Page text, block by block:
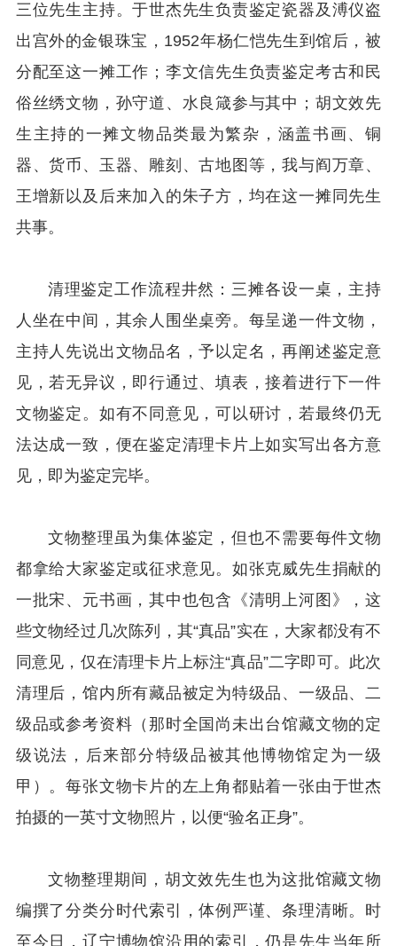
三位先生主持。于世杰先生负责鉴定瓷器及溥仪盗
出宫外的金银珠宝，1952年杨仁恺先生到馆后，被
分配至这一摊工作；李文信先生负责鉴定考古和民
俗丝绣文物，孙守道、水良箴参与其中；胡文效先
生主持的一摊文物品类最为繁杂，涵盖书画、铜
器、货币、玉器、雕刻、古地图等，我与阎万章、
王增新以及后来加入的朱子方，均在这一摊同先生
共事。
清理鉴定工作流程井然：三摊各设一桌，主持
人坐在中间，其余人围坐桌旁。每呈递一件文物，
主持人先说出文物品名，予以定名，再阐述鉴定意
见，若无异议，即行通过、填表，接着进行下一件
文物鉴定。如有不同意见，可以研讨，若最终仍无
法达成一致，便在鉴定清理卡片上如实写出各方意
见，即为鉴定完毕。
文物整理虽为集体鉴定，但也不需要每件文物
都拿给大家鉴定或征求意见。如张克威先生捐献的
一批宋、元书画，其中也包含《清明上河图》，这
些文物经过几次陈列，其“真品”实在，大家都没有不
同意见，仅在清理卡片上标注“真品”二字即可。此次
清理后，馆内所有藏品被定为特级品、一级品、二
级品或参考资料（那时全国尚未出台馆藏文物的定
级说法，后来部分特级品被其他博物馆定为一级
甲）。每张文物卡片的左上角都贴着一张由于世杰
拍摄的一英寸文物照片，以便“验名正身”。
文物整理期间，胡文效先生也为这批馆藏文物
编撰了分类分时代索引，体例严谨、条理清晰。时
至今日，辽宁博物馆沿用的索引，仍是先生当年所